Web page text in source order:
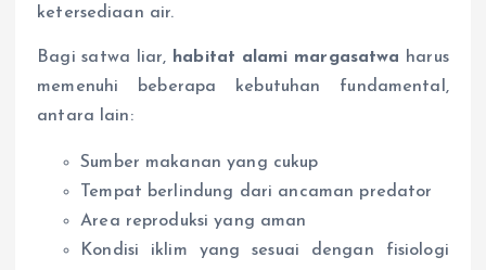
ketersediaan air.
Bagi satwa liar, habitat alami margasatwa harus
memenuhi beberapa kebutuhan fundamental,
antara lain:
Sumber makanan yang cukup
Tempat berlindung dari ancaman predator
Area reproduksi yang aman
Kondisi iklim yang sesuai dengan fisiologi